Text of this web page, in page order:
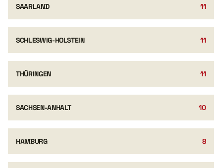
SAARLAND 11
SCHLESWIG-HOLSTEIN 11
THÜRINGEN 11
SACHSEN-ANHALT 10
HAMBURG 8